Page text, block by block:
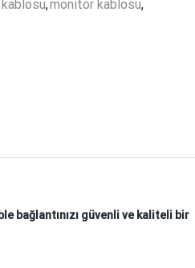
,monitör kablosu,
bağlantınızı güvenli ve kaliteli bir